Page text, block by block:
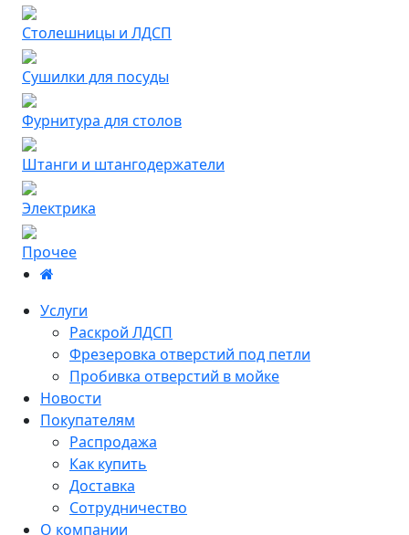
Столешницы и ЛДСП
Сушилки для посуды
Фурнитура для столов
Штанги и штангодержатели
Электрика
Прочее
Услуги
Раскрой ЛДСП
Фрезеровка отверстий под петли
Пробивка отверстий в мойке
Новости
Покупателям
Распродажа
Как купить
Доставка
Сотрудничество
О компании